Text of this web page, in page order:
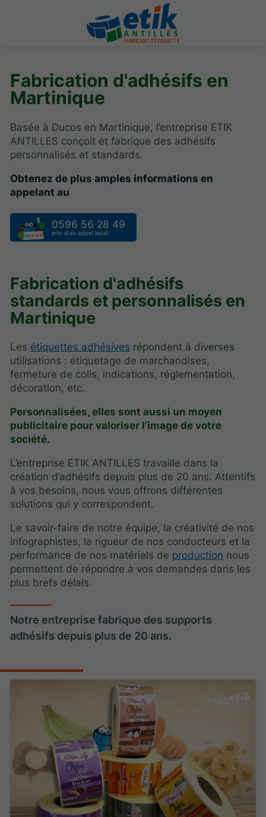
Fabrication d'adhésifs en
Martinique
Basée à Ducos en Martinique, l’entreprise ETIK
ANTILLES conçoit et fabrique des adhésifs
personnalisés et standards.
Obtenez de plus amples informations en
appelant au
0596 56 28 49
Fabrication d'adhésifs
standards et personnalisés en
Martinique
Les étiquettes adhésives répondent à diverses
utilisations : étiquetage de marchandises,
fermeture de colis, indications, réglementation,
décoration, etc.
Personnalisées, elles sont aussi un moyen
publicitaire pour valoriser l’image de votre
société.
L’entreprise ETIK ANTILLES travaille dans la
création d’adhésifs depuis plus de 20 ans. Attentifs
à vos besoins, nous vous offrons différentes
solutions qui y correspondent.
Le savoir-faire de notre équipe, la créativité de nos
infographistes, la rigueur de nos conducteurs et la
performance de nos matériels de production nous
permettent de répondre à vos demandes dans les
plus brefs délais.
Notre entreprise fabrique des supports
adhésifs depuis plus de 20 ans.